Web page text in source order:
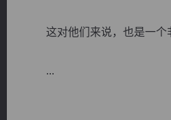
这对他们来说，也是一个
...